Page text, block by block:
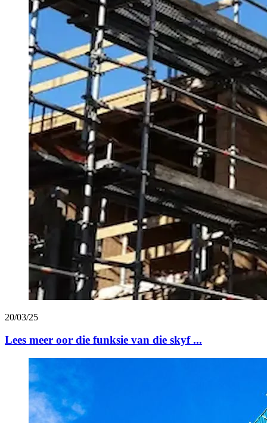
20/03/25
Lees meer oor die funksie van die skyf ...